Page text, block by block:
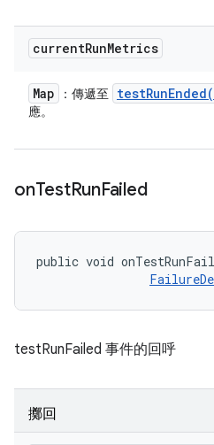
currentRunMetrics
Map ：傳遞至 testRunEnded(
應。
onTestRunFailed
public void
testRunFailed 事件的回呼
擲回